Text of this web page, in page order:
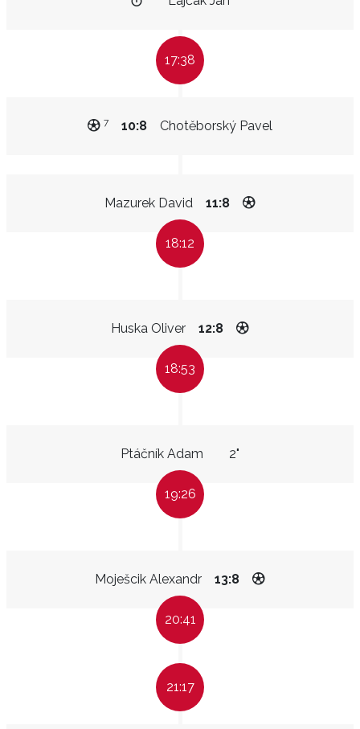
17:38
Chotěborský Pavel
10:8
7
Mazurek David 11:8
18:12
Huska Oliver 12:8
18:53
Ptáčník Adam 2"
19:26
Moješcik Alexandr 13:8
20:41
21:17